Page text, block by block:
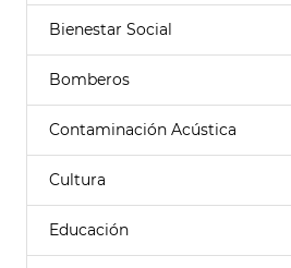
Bienestar Social
Bomberos
Contaminación Acústica
Cultura
Educación